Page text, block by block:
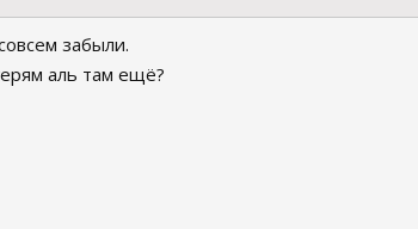
забыли.
аль там ещё?